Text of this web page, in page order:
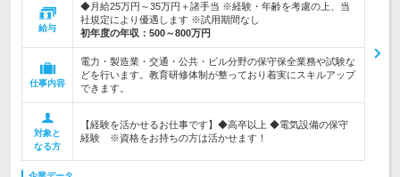
給与
◆月給25万円～35万円＋諸手当 ※経験・年齢を考慮の上、当
社規定により優遇します ※試用期間なし
初年度の年収： 500～800万円
仕事内容
電力・製造業・交通・公共・ビル分野の保守保全業務や試験な
どを行います。教育研修体制が整っており着実にスキルアップ
できます。
対象と
なる方
【経験を活かせるお仕事です】◆高卒以上 ◆電気設備の保守
経験 ※資格をお持ちの方は活かせます！